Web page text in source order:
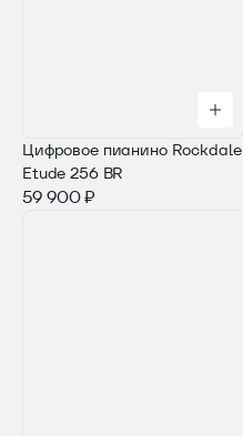
Цифровое пианино Rockdale
Etude 256 BR
59 900 ₽